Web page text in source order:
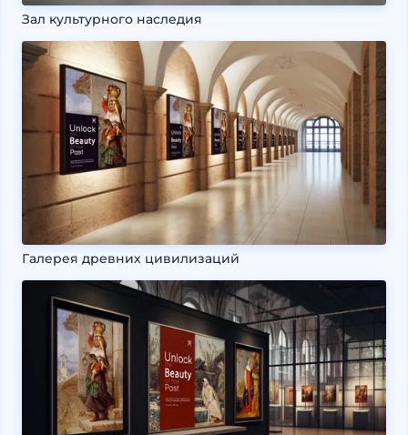
Зал культурного наследия
Галерея древних цивилизаций